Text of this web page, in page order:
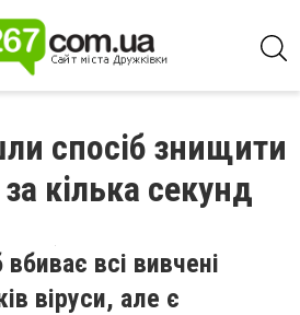
спосіб знищити
кілька секунд
всі вивчені
віруси, але є